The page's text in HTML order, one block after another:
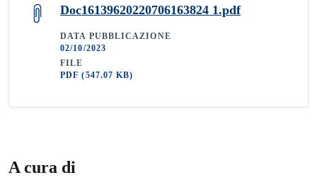
Doc16139620220706163824 1.pdf
DATA PUBBLICAZIONE
02/10/2023
FILE
PDF(547.07 KB)
A cura di